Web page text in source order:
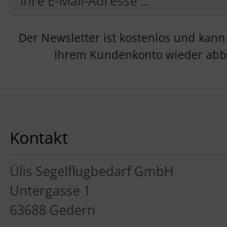
Der Newsletter ist kostenlos und
Ihrem Kundenkonto wieder
Kontakt
Ülis Segelflugbedarf GmbH
Untergasse 1
63688 Gedern